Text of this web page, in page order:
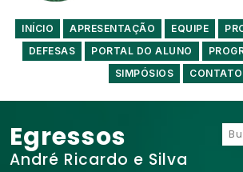
INÍCIO APRESENTAÇÃO EQUIPE
DEFESAS
PORTAL DO ALUNO
SIMPÓSIOS
CONTATO
Egressos
André Ricardo e Silva